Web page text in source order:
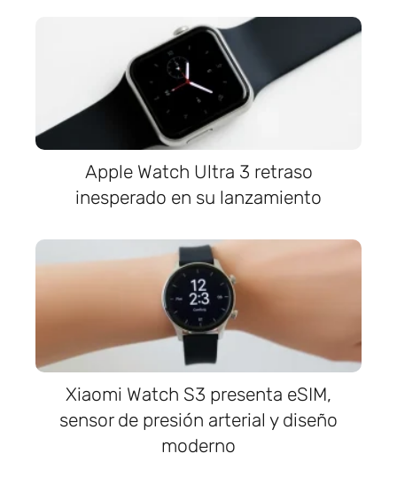
Apple Watch Ultra 3 retraso
inesperado en su lanzamiento
Xiaomi Watch S3 presenta eSIM,
sensor de presión arterial y diseño
moderno